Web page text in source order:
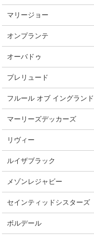
マリージョー
オンプランテ
オーバドゥ
プレリュード
フルール オブ イングランド
マーリーズデッカーズ
リヴィー
ルイザブラック
メゾンレジャビー
セインティッドシスターズ
ボルデール